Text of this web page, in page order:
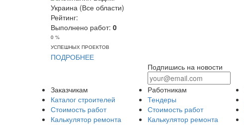
Украина (Все области)
Рейтинг:
Выполнено работ: 0
0 %
УСПЕШНЫХ ПРОЕКТОВ
ПОДРОБНЕЕ
Подпишись на новости
Заказчикам
Каталог строителей
Стоимость работ
Калькулятор ремонта
Работникам
Тендеры
Стоимость работ
Калькулятор ремонта